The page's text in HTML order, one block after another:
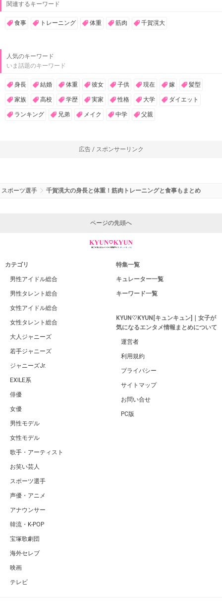
関連するキーワード
食事 トレーニング 体重 筋肉 千賀滉大
人気のキーワード
いま話題のキーワード
身長 結婚 体重 彼女 子供 現在 嫁 髪型
家族 高校 学歴 実家 性格 大学 ダイエット
ランキング 兄弟 メイク 中学 父親
広告 / スポンサーリンク
スポーツ選手 千賀滉大の身長と体重！筋肉トレーニングと食事もまとめ
ページの先頭へ
カテゴリ
男性アイドル総合
男性タレント総合
女性アイドル総合
女性タレント総合
大人ジャニーズ
若手ジャニーズ
ジャニーズJr.
EXILE系
俳優
女優
男性モデル
女性モデル
歌手・アーティスト
お笑い芸人
スポーツ選手
声優・アニメ
アナウンサー
韓流・K-POP
宝塚歌劇団
海外セレブ
映画
テレビ
特集一覧
キュレーター一覧
キーワード一覧
KYUN♡KYUN[キュンキュン]｜女子が
気になるエンタメ情報まとめについて
運営者
利用規約
プライバシー
サイトマップ
お問い合せ
PC版